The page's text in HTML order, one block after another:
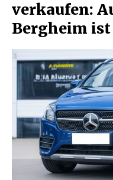
verkaufen:
Bergheim